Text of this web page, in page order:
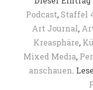
Podcast, Staffel
Art Journal,
Kreasphäre,
Mixed Media,
anschauen.